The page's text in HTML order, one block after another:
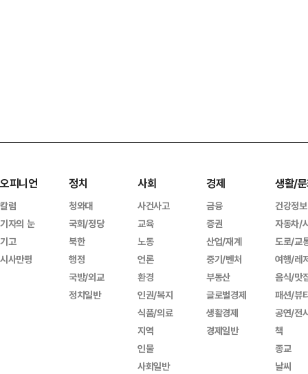
오피니언
칼럼
기자의 눈
기고
시사만평
정치
청와대
국회/정당
북한
행정
국방/외교
정치일반
사회
사건사고
교육
노동
언론
환경
인권/복지
식품/의료
지역
인물
사회일반
경제
금융
증권
산업/재계
중기/벤처
부동산
글로벌경제
생활경제
경제일반
생활/
건강정보
자동차/
도로/교
여행/레
음식/맛
패션/뷰
공연/전
책
종교
날씨